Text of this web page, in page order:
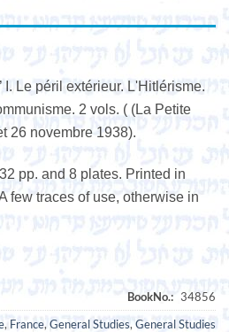
I. Le péril extérieur. L'Hitlérisme.
2 vols. ( (La Petite
26 novembre 1938).
pp. and 8 plates. Printed in
few traces of use, otherwise in
, France, General Studies,General Studies